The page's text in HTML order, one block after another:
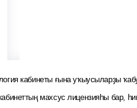
кабинеты ғына уҡыусыларҙы
махсус лицензияһы бар,